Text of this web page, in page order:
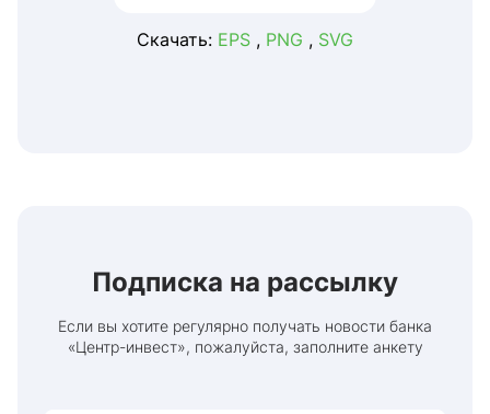
Скачать: EPS , PNG , SVG
Подписка на рассылку
Если вы хотите регулярно получать новости банка
«Центр-инвест», пожалуйста, заполните анкету